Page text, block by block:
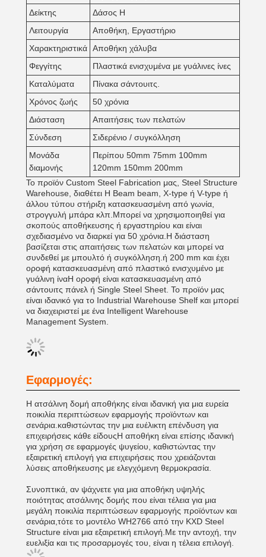
Δείκτης
Δάσος H
Λειτουργία
Αποθήκη, Εργαστήριο
Χαρακτηριστικά Αποθήκη χάλυβα
Φεγγίτης
Πλαστικά ενισχυμένα με γυάλινες ίνες
Καταλύματα
Πίνακα σάντουιτς.
Χρόνος ζωής
50 χρόνια
Διάσταση
Απαιτήσεις των πελατών
Σύνδεση
Σιδερένιο / συγκόλληση
Μονάδα
διαμονής
Περίπου 50mm 75mm 100mm
120mm 150mm 200mm
Το προϊόν Custom Steel Fabrication μας, Steel Structure
Warehouse, διαθέτει H Beam beam, X-type ή V-type ή
άλλου τύπου στήριξη κατασκευασμένη από γωνία,
στρογγυλή μπάρα κλπ.Μπορεί να χρησιμοποιηθεί για
σκοπούς αποθήκευσης ή εργαστηρίου και είναι
σχεδιασμένο να διαρκεί για 50 χρόνια.Η διάσταση
βασίζεται στις απαιτήσεις των πελατών και μπορεί να
συνδεθεί με μπουλτό ή συγκόλληση.ή 200 mm και έχει
οροφή κατασκευασμένη από πλαστικό ενισχυμένο με
γυάλινη ίναΗ οροφή είναι κατασκευασμένη από
σάντουιτς πάνελ ή Single Steel Sheet. Το προϊόν μας
είναι ιδανικό για το Industrial Warehouse Shelf και μπορεί
να διαχειριστεί με ένα Intelligent Warehouse
Management System.
Εφαρμογές:
Η ατσάλινη δομή αποθήκης είναι ιδανική για μια ευρεία
ποικιλία περιπτώσεων εφαρμογής προϊόντων και
σενάρια.καθιστώντας την μια ευέλικτη επένδυση για
επιχειρήσεις κάθε είδουςΗ αποθήκη είναι επίσης ιδανική
για χρήση σε εφαρμογές ψυγείου, καθιστώντας την
εξαιρετική επιλογή για επιχειρήσεις που χρειάζονται
λύσεις αποθήκευσης με ελεγχόμενη θερμοκρασία.
Συνοπτικά, αν ψάχνετε για μια αποθήκη υψηλής
ποιότητας ατσάλινης δομής που είναι τέλεια για μια
μεγάλη ποικιλία περιπτώσεων εφαρμογής προϊόντων και
σενάρια,τότε το μοντέλο WH2766 από την KXD Steel
Structure είναι μια εξαιρετική επιλογή.Με την αντοχή, την
ευελιξία και τις προσαρμογές του, είναι η τέλεια επιλογή.